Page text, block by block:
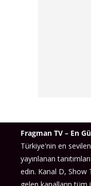
Fragman TV – En
Türkiye'nin en
yayınlanan
edin. Kanal D, Show